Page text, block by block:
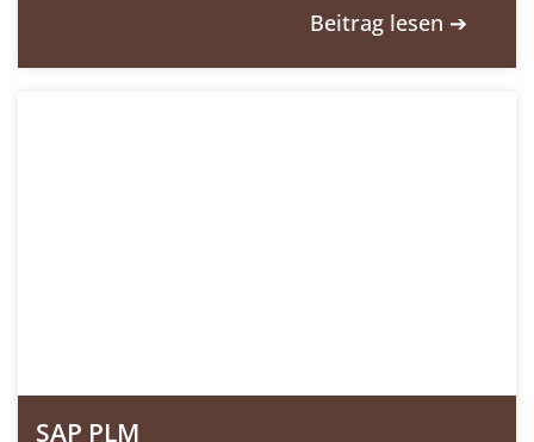
Beitrag lesen ➔
SAP PLM